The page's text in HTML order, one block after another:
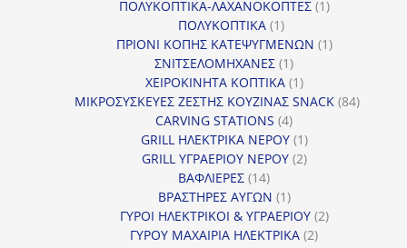
ΠΟΛΥΚΟΠΤΙΚΑ-ΛΑΧΑΝΟΚΟΠΤΕΣ 11
ΠΟΛΥΚΟΠΤΙΚΑ 11
προϊόν
ΠΡΙΟΝΙ ΚΟΠΗΣ ΚΑΤΕΨΥΓΜΕΝΩΝ 11
ΣΝΙΤΣΕΛΟΜΗΧΑΝΕΣ 11
προϊόν
ΧΕΙΡΟΚΙΝΗΤΑ ΚΟΠΤΙΚΑ 11
προϊόν
ΜΙΚΡΟΣΥΣΚΕΥΕΣ ΖΕΣΤΗΣ ΚΟΥΖΙΝΑΣ SNACK 8484
CARVING STATIONS 44
προϊόντα
GRILL ΗΛΕΚΤΡΙΚΑ ΝΕΡΟΥ 11
προϊόν
GRILL ΥΓΡΑΕΡΙΟΥ ΝΕΡΟΥ 22
ΒΑΦΛΙΕΡΕΣ 1414
προϊόντα
ΒΡΑΣΤΗΡΕΣ ΑΥΓΩΝ 11
προϊόν
ΓΥΡΟΙ ΗΛΕΚΤΡΙΚΟΙ & ΥΓΡΑΕΡΙΟΥ 22
ΓΥΡΟΥ ΜΑΧΑΙΡΙΑ ΗΛΕΚΤΡΙΚΑ 22